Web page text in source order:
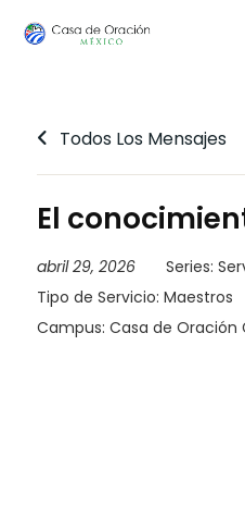
Todos Los Mensajes
El
abril 29, 2026 Series:
Tipo de Servicio: Maestros
Campus: Casa de Oración